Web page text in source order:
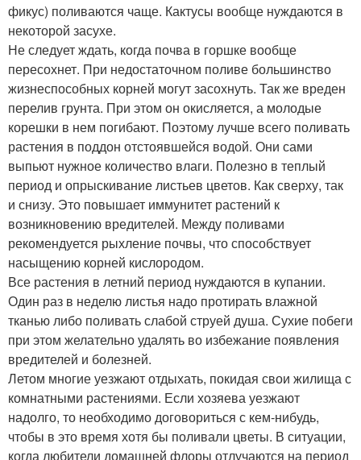
фикус) поливаются чаще. Кактусы вообще нуждаются в
некоторой засухе.
Не следует ждать, когда почва в горшке вообще
пересохнет. При недостаточном поливе большинство
жизнеспособных корней могут засохнуть. Так же вреден
перелив грунта. При этом он окисляется, а молодые
корешки в нем погибают. Поэтому лучше всего поливать
растения в поддон отстоявшейся водой. Они сами
выпьют нужное количество влаги. Полезно в теплый
период и опрыскивание листьев цветов. Как сверху, так
и снизу. Это повышает иммунитет растений к
возникновению вредителей. Между поливами
рекомендуется рыхление почвы, что способствует
насыщению корней кислородом.
Все растения в летний период нуждаются в купании.
Один раз в неделю листья надо протирать влажной
тканью либо поливать слабой струей душа. Сухие побеги
при этом желательно удалять во избежание появления
вредителей и болезней.
Летом многие уезжают отдыхать, покидая свои жилища с
комнатными растениями. Если хозяева уезжают
надолго, то необходимо договориться с кем-нибудь,
чтобы в это время хотя бы поливали цветы. В ситуации,
когда любители домашней флоры отлучаются на период